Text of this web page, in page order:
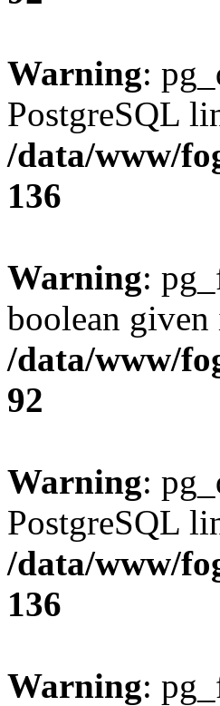
Warning:
PostgreSQL
/data/www/
136
Warning:
boolean given
/data/www/
92
Warning:
PostgreSQL
/data/www/
136
Warning: